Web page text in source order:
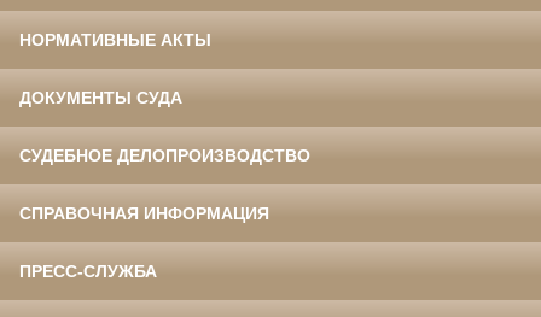
НОРМАТИВНЫЕ АКТЫ
ДОКУМЕНТЫ СУДА
СУДЕБНОЕ ДЕЛОПРОИЗВОДСТВО
СПРАВОЧНАЯ ИНФОРМАЦИЯ
ПРЕСС-СЛУЖБА